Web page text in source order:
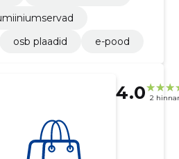
osb plaadid e-pood
4.0 2